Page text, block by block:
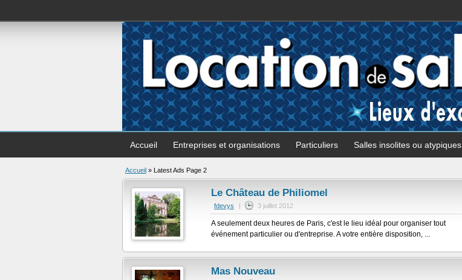
Accueil Entreprises et organisations Particuliers Salles insolites ou atypiques
Accueil » Latest Ads Page 2
Le Château de Philiomel
fdevys | 3 juillet 2012
A seulement deux heures de Paris, c'est le lieu idéal pour organiser tout
événement particulier ou d'entreprise. A votre entière disposition, ...
Mas Nouveau